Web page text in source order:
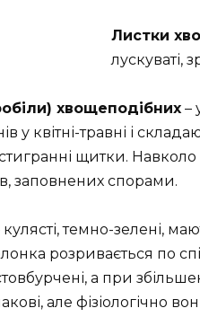
Листки
лускуваті,
хвощеподібних –
у квітні-травні і
щитки.
заповнених спорами.
кулясті, темно-зелені,
розривається по
а при
але фізіологічно